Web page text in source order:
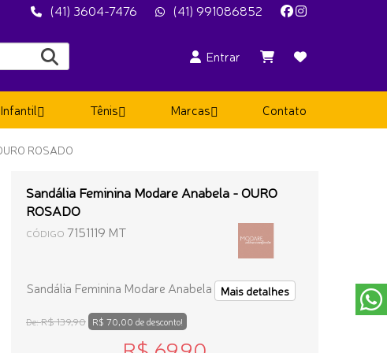
(41) 3604-7476 (41) 991086852
Entrar
Infantil Tênis Marcas Contato
ROSADO
Sandália Feminina Modare Anabela - OURO
ROSADO
CÓDIGO 7151119 MT
Sandália Feminina Modare Anabela Mais detalhes
De:R$ 139,90 R$ 70,00 de desconto!